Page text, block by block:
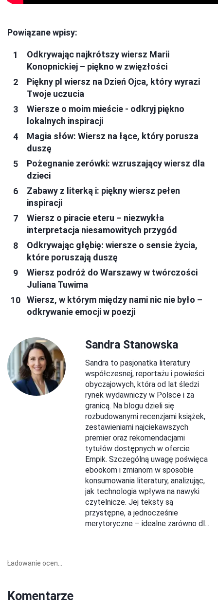
Powiązane wpisy:
Odkrywając najkrótszy wiersz Marii
Konopnickiej – piękno w zwięzłości
Piękny pl wiersz na Dzień Ojca, który wyrazi
Twoje uczucia
Wiersze o moim mieście - odkryj piękno
lokalnych inspiracji
Magia słów: Wiersz na łące, który porusza
duszę
Pożegnanie zerówki: wzruszający wiersz dla
dzieci
Zabawy z literką i: piękny wiersz pełen
inspiracji
Wiersz o piracie eteru – niezwykła
interpretacja niesamowitych przygód
Odkrywając głębię: wiersze o sensie życia,
które poruszają duszę
Wiersz podróż do Warszawy w twórczości
Juliana Tuwima
Wiersz, w którym między nami nic nie było –
odkrywanie emocji w poezji
Sandra Stanowska
Sandra to pasjonatka literatury
współczesnej, reportażu i powieści
obyczajowych, która od lat śledzi
rynek wydawniczy w Polsce i za
granicą. Na blogu dzieli się
rozbudowanymi recenzjami książek,
zestawieniami najciekawszych
premier oraz rekomendacjami
tytułów dostępnych w ofercie
Empik. Szczególną uwagę poświęca
ebookom i zmianom w sposobie
konsumowania literatury, analizując,
jak technologia wpływa na nawyki
czytelnicze. Jej teksty są
przystępne, a jednocześnie
merytoryczne – idealne zarówno dl...
Ładowanie ocen...
Komentarze